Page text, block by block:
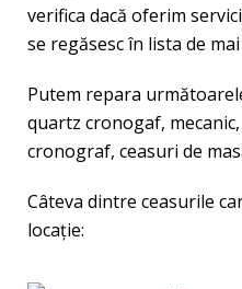
verifica dacă oferim
se regăsesc în lista de mai
Putem repara
quartz cronogaf,
cronograf, ceasuri de
Câteva dintre ceasurile
locaţie: